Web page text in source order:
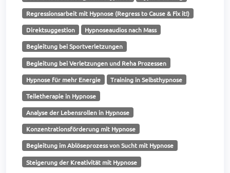
Regressionsarbeit mit Hypnose (Regress to Cause & Fix it!)
Direktsuggestion Hypnoseaudios nach Mass
Begleitung bei Sportverletzungen
Begleitung bei Verletzungen und Reha Prozessen
Hypnose für mehr Energie Training in Selbsthypnose
Teiletherapie in Hypnose
Analyse der Lebensrollen in Hypnose
Konzentrationsförderung mit Hypnose
Begleitung im Ablöseprozess von Sucht mit Hypnose
Steigerung der Kreativität mit Hypnose